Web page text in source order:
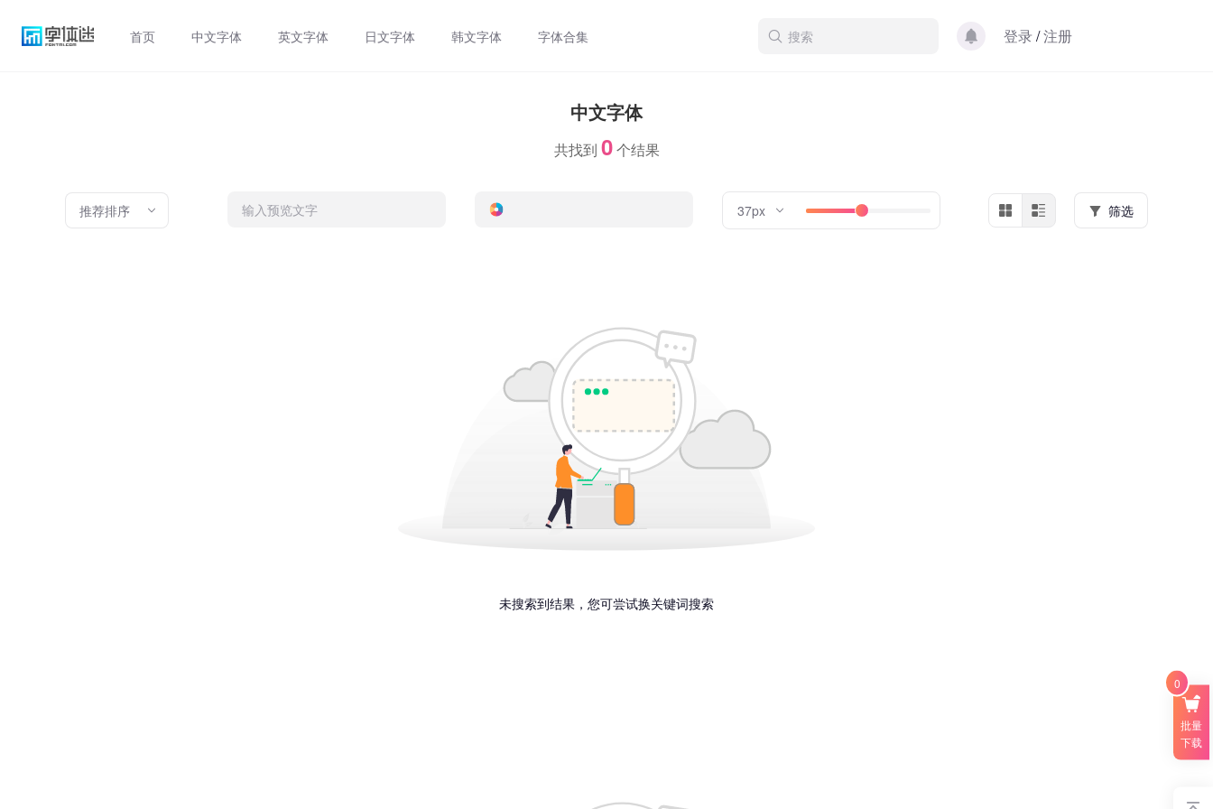
首页 中文字体 英文字体 日文字体 韩文字体 字体合集 登录 /注册
中文字体
共找到 0个结果
推荐排序 37px 筛选
未搜索到结果，您可尝试换关键词搜索
批量
下载
0